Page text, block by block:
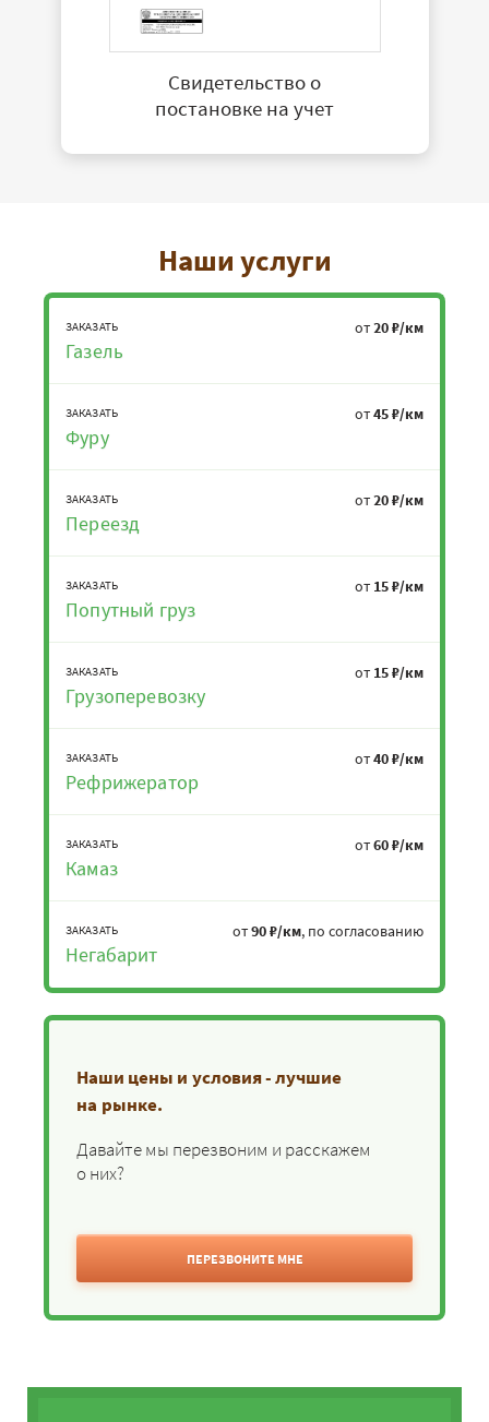
Свидетельство о
постановке на учет
Наши услуги
ЗАКАЗАТЬ
Газель
от20 ₽/км
ЗАКАЗАТЬ
Фуру
от45 ₽/км
ЗАКАЗАТЬ
Переезд
от20 ₽/км
ЗАКАЗАТЬ
Попутный груз
от 15 ₽/км
ЗАКАЗАТЬ
Грузоперевозку
от 15 ₽/км
ЗАКАЗАТЬ
Рефрижератор
от40 ₽/км
ЗАКАЗАТЬ
Камаз
от60 ₽/км
ЗАКАЗАТЬ
Негабарит
от90 ₽/км, по согласованию
Наши цены и условия - лучшие
на рынке.
Давайте мы перезвоним и расскажем
о них?
ПЕРЕЗВОНИТЕ МНЕ